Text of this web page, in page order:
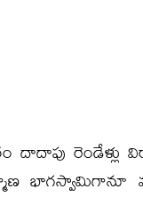
దాదాపు
భాగస్వామిగానూ